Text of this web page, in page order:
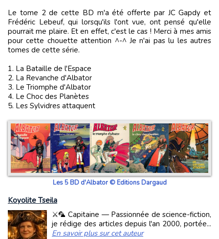
Le tome 2 de cette BD m'a été offerte par JC Gapdy et
Frédéric Lebeuf, qui lorsqu'ils l'ont vue, ont pensé qu'elle
pourrait me plaire. Et en effet, c'est le cas ! Merci à mes amis
pour cette chouette attention ^-^ Je n'ai pas lu les autres
tomes de cette série.
1. La Bataille de l'Espace
2. La Revanche d'Albator
3. Le Triomphe d'Albator
4. Le Choc des Planètes
5. Les Sylvidres attaquent
Les 5 BD d'Albator © Editions Dargaud
Koyolite Tseila
⚔️🦜 Capitaine — Passionnée de science-fiction,
je rédige des articles depuis l'an 2000, portée...
En savoir plus sur cet auteur